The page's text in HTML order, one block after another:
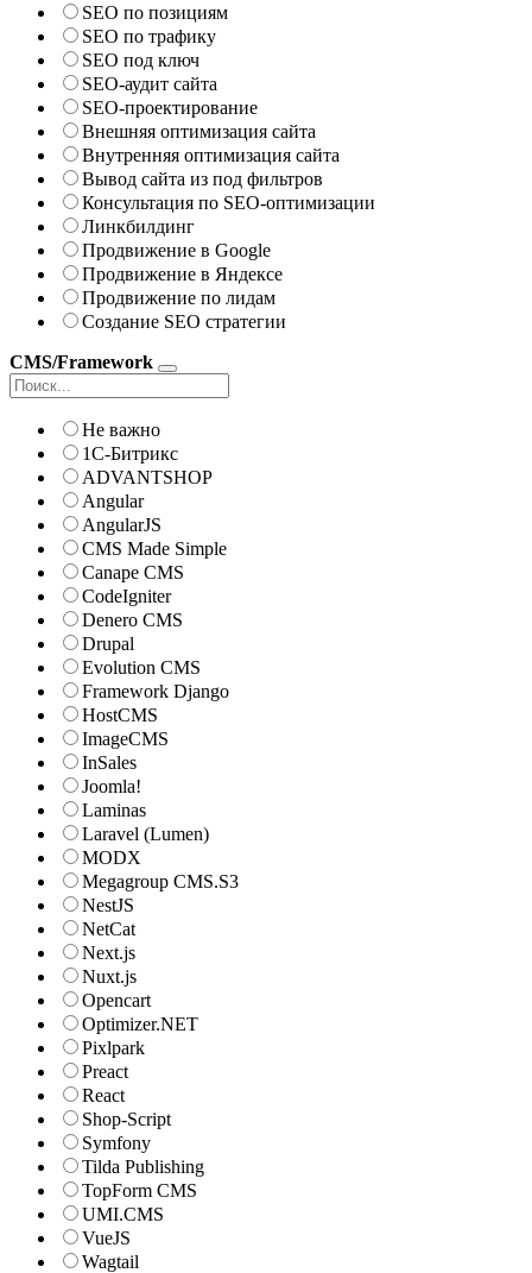
SEO по позициям
SEO по трафику
SEO под ключ
SEO-аудит сайта
SEO-проектирование
Внешняя оптимизация сайта
Внутренняя оптимизация сайта
Вывод сайта из под фильтров
Консультация по SEO-оптимизации
Линкбилдинг
Продвижение в Google
Продвижение в Яндексе
Продвижение по лидам
Создание SEO стратегии
CMS/Framework
Не важно
1С-Битрикс
ADVANTSHOP
Angular
AngularJS
CMS Made Simple
Canape CMS
CodeIgniter
Denero CMS
Drupal
Evolution CMS
Framework Django
HostCMS
ImageCMS
InSales
Joomla!
Laminas
Laravel (Lumen)
MODX
Megagroup CMS.S3
NestJS
NetCat
Next.js
Nuxt.js
Opencart
Optimizer.NET
Pixlpark
Preact
React
Shop-Script
Symfony
Tilda Publishing
TopForm CMS
UMI.CMS
VueJS
Wagtail